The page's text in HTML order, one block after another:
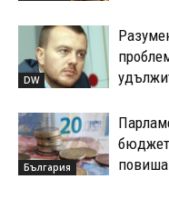
DW
България